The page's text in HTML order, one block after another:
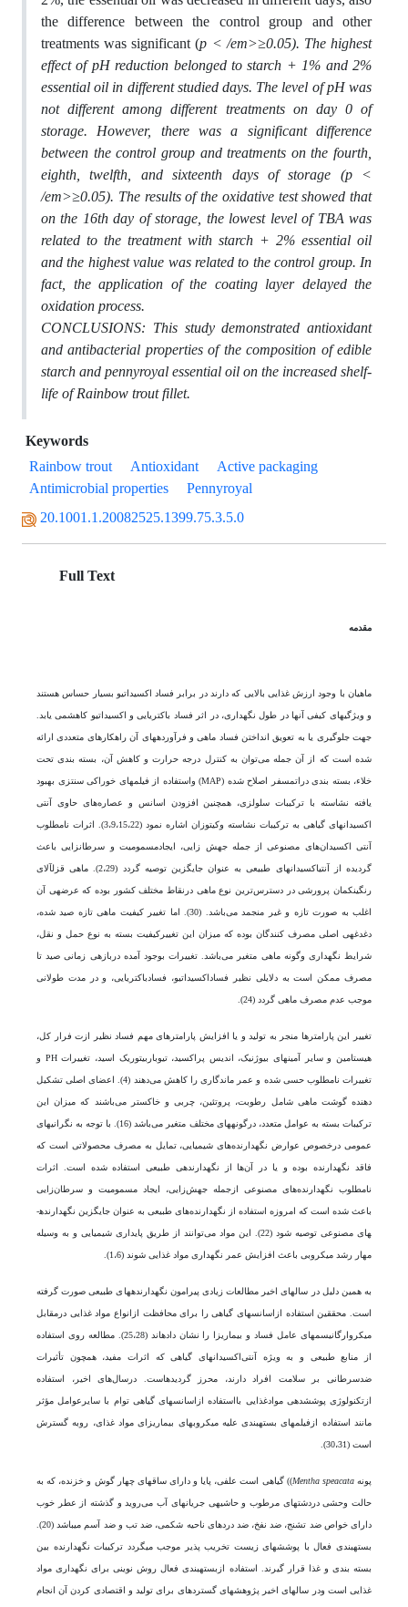
the difference between the control group and other
treatments was significant (p < /em>≥0.05). The highest
effect of pH reduction belonged to starch + 1% and 2%
essential oil in different studied days. The level of pH was
not different among different treatments on day 0 of
storage. However, there was a significant difference
between the control group and treatments on the fourth,
eighth, twelfth, and sixteenth days of storage (p <
/em>≥0.05). The results of the oxidative test showed that
on the 16th day of storage, the lowest level of TBA was
related to the treatment with starch + 2% essential oil
and the highest value was related to the control group. In
fact, the application of the coating layer delayed the
oxidation process.
CONCLUSIONS: This study demonstrated antioxidant
and antibacterial properties of the composition of edible
starch and pennyroyal essential oil on the increased shelf-
life of Rainbow trout fillet.
Keywords
Rainbow trout
Antioxidant
Active packaging
Antimicrobial properties
Pennyroyal
20.1001.1.20082525.1399.75.3.5.0
Full Text
مقدمه
ماهیان با وجود ارزش غذایی بالایی که دارند در برابر فساد اکسیداتیو بسیار حساس هستند
و ویژگی­های کیفی آن­ها در طول نگهداری، در اثر فساد باکتریایی و اکسیداتیو کاهش­می یابد.
جهت جلوگیری یا به تعویق انداختن فساد ماهی و فرآورده­های آن راهکارهای متعددی ارائه
شده است که از آن جمله می‌توان به کنترل درجه حرارت و کاهش آن، بسته بندی تحت
خلاء، بسته بندی دراتمسفر اصلاح شده (MAP) واستفاده از فیلم­های خوراکی سنتزی بهبود
یافته نشاسته با ترکیبات سلولزی، همچنین افزودن اسانس و عصاره‌های حاوی آنتی
اکسیدان­های گیاهی به ترکیبات نشاسته وکیتوزان اشاره نمود (3،9،15،22). اثرات نامطلوب
آنتی اکسیدان‌های مصنوعی از جمله جهش زایی، ایجادمسمومیت و سرطان­زایی باعث
گردیده از آنتی­اکسیدان­های طبیعی به عنوان جایگزین توصیه گردد (2،29). ماهی قزل­آلای
رنگین­کمان پرورشی در دسترس‌ترین نوع ماهی درنقاط مختلف کشور بوده که عرضه­ی آن
اغلب به صورت تازه و غیر منجمد می‌باشد. (30). اما تغییر کیفیت ماهی تازه صید شده،
دغدغه­ی اصلی مصرف کنندگان بوده که میزان این تغییرکیفیت بسته به نوع حمل و نقل،
شرایط نگهداری وگونه ماهی متغیر می‌باشد. تغییرات بوجود آمده دربازه­ی زمانی صید تا
مصرف ممکن است به دلایلی نظیر فساد­اکسیداتیو، فساد­باکتریایی، و در مدت طولانی
موجب عدم مصرف ماهی گردد (24).
تغییر این پارامتر­ها منجر به تولید و یا افزایش پارامتر­های مهم فساد نظیر ازت فرار کل،
هیستامین و سایر آمین­های بیوژنیک، اندیس پراکسید، تیوباربیتوریک اسید، تغییرات PH و
تغییرات نامطلوب حسی شده و عمر ماندگاری را کاهش می‌دهند (4). اعضای اصلی تشکیل
دهنده گوشت ماهی شامل رطوبت، پروتئین، چربی و خاکستر می‌باشند که میزان این
ترکیبات بسته به عوامل متعدد، درگونه­های مختلف متغیر می‌باشد (16). با توجه به نگرانی­های
عمومی درخصوص عوارض نگهدارنده‌های شیمیایی، تمایل به مصرف محصولاتی است که
فاقد نگهدارنده بوده و یا در آن‌ها از نگهدارنده­ی طبیعی استفاده شده است. اثرات
نامطلوب نگهدارنده‌های مصنوعی ازجمله جهش‌زایی، ایجاد مسمومیت و سرطان‌زایی
باعث شده است که امروزه استفاده از نگهدارنده‌­های طبیعی به عنوان جایگزین نگهدارنده­
های مصنوعی توصیه شود (22). این مواد می‌توانند از طریق پایداری شیمیایی و به وسیله
مهار رشد میکروبی باعث افزایش عمر نگهداری مواد غذایی شوند (1،6).
به همین دلیل در سال­های اخیر مطالعات زیادی پیرامون نگهدارنده­های طبیعی صورت گرفته
است. محققین استفاده ازاسانس­های گیاهی را برای محافظت ازانواع مواد غذایی درمقابل
میکروارگانیسم­های عامل فساد و بیماریزا را نشان داده­اند (25،28). مطالعه روی استفاده
از منابع طبیعی و به ویژه آنتی‌اکسیدان­های گیاهی که اثرات مفید، همچون تأثیرات
ضد‌سرطانی بر سلامت افراد دارند، محرز گردیده­است. درسال‌های اخیر، استفاده
ازتکنولوژی پوشش­دهی موادغذایی بااستفاده ازاسانس­های گیاهی توام با سایرعوامل مؤثر
مانند استفاده ازفیلم­های بسته­بندی علیه میکروب­های بیماریزای مواد غذای، روبه گسترش
است (30،31).
پونهMentha speacata)) گیاهی است علفی، پایا و دارای ساقه­ای چهار گوش و خزنده، که به
حالت وحشی دردشت­های مرطوب و حاشیه­ی جریان­های آب می‌روید و گذشته از عطر خوب
دارای خواص ضد تشنج، ضد نفخ، ضد دردها­ی ناحیه شکمی، ضد تب و ضد آسم می­باشد (20).
بسته­بندی فعال با پوشش­های زیست تخریب پذیر موجب می­گردد ترکیبات نگهدارنده بین
بسته بندی و غذا قرار گیرند. استفاده ازبسته­بندی فعال روش نوینی برای نگهداری مواد
غذایی است ودر سال­های اخیر پژوهش­های گسترده­ای برای تولید و اقتصادی کردن آن انجام